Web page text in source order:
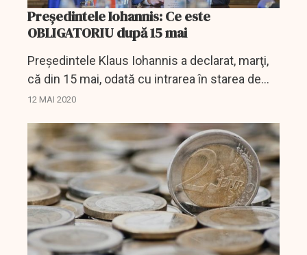
Președintele Iohannis: Ce este
OBLIGATORIU după 15 mai
Preşedintele Klaus Iohannis a declarat, marţi,
că din 15 mai, odată cu intrarea în starea de
alertă, purtarea măştii de protecţie în spaţiile
12 MAI 2020